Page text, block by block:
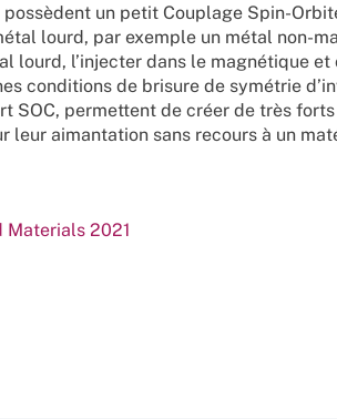
un petit Couplage Spin-
lourd, par exemple un métal non-
lourd, l’injecter dans le magnétique et
conditions de brisure de symétrie
SOC, permettent de créer de très
leur aimantation sans recours à un
Materials 2021